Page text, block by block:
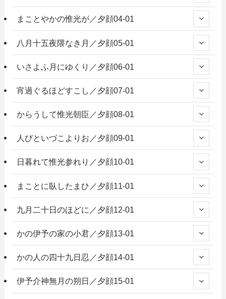
まことやかの惟光が／夕顔04-01
八月十五夜隈なき月／夕顔05-01
いさよふ月にゆくり／夕顔06-01
宵過ぐるほどすこし／夕顔07-01
からうして惟光朝臣／夕顔08-01
人びといづこよりお／夕顔09-01
日暮れて惟光参れり／夕顔10-01
まことに臥したまひ／夕顔11-01
九月二十日のほどに／夕顔12-01
かの伊予の家の小君／夕顔13-01
かの人の四十九日忍／夕顔14-01
伊予介神無月の朔日／夕顔15-01